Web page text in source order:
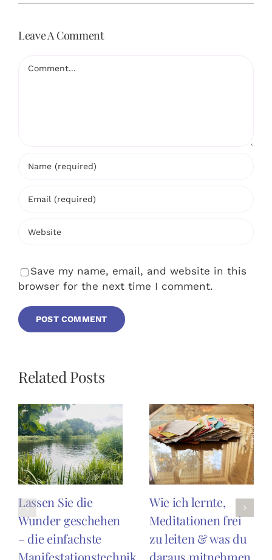
Leave A Comment
Comment
Save my name, email, and website in this
browser for the next time I comment.
Related Posts
Lassen Sie die
Wunder geschehen
– die einfachste
Manifestationstechnik,
Wie ich lernte,
Meditationen frei
zu leiten & was du
daraus mitnehmen